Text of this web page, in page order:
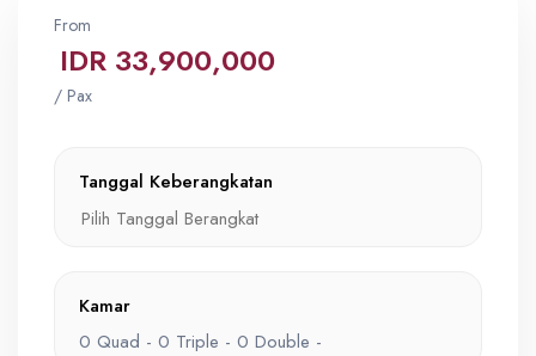
From
IDR 33,900,000
/ Pax
Tanggal Keberangkatan
Kamar
0 Quad - 0 Triple - 0 Double -